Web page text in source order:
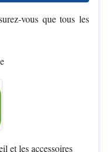
vous que tous les
et les accessoires